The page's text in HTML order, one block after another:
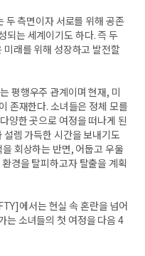
두 측면이자 서로를 위해 공존
되는 세계이기도 하다. 즉 두
래를 위해 성장하고 발전할
평행우주 관계이며 현재, 미
존재한다. 소녀들은 정체 모를
양한 곳으로 여정을 떠나게 된
렘 가득한 시간을 보내기도
회상하는 반면, 어둡고 우울
경을 탈피하고자 탈출을 계획
에서는 현실 속 혼란을 넘어
는 소녀들의 첫 여정을 다음 4